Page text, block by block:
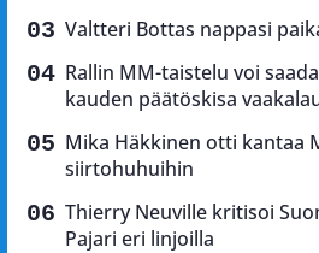
Valtteri Bottas nappasi
Rallin MM-taistelu voi
kauden päätöskisa
Mika Häkkinen otti kantaa
siirtohuhuihin
Thierry Neuville kritisoi
Pajari eri linjoilla